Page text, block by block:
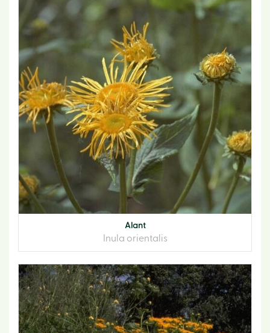
Alant
Inula orientalis